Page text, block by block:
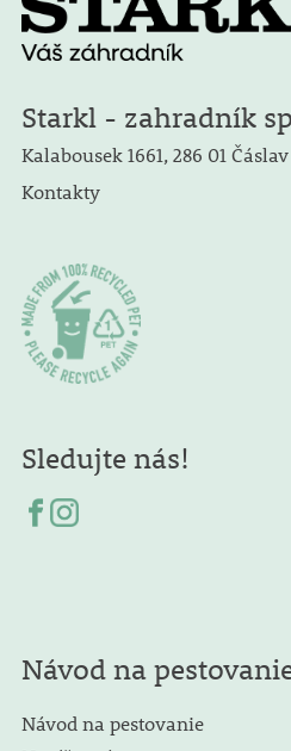
Starkl - zahradník
Kalabousek 1661, 286 01 Čáslav
Kontakty
Sledujte nás!
Návod na
Návod na pestovanie